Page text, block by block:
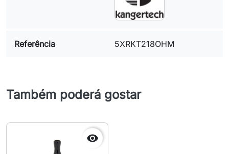
Referência 5XRKT218OHM
Também poderá gostar
